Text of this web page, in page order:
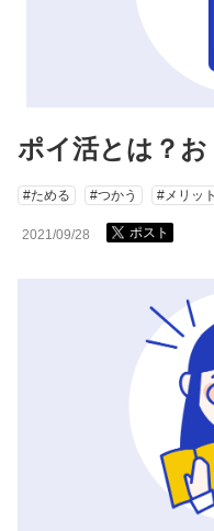
ポイ活とは？
#ためる #つかう #メリッ
2021/09/28 ポスト